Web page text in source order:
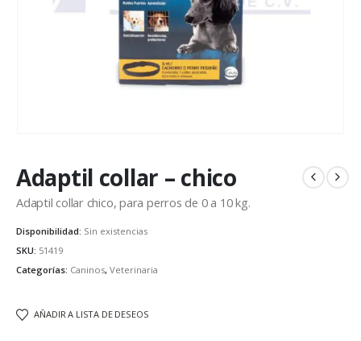
Adaptil collar – chico
Adaptil collar chico, para perros de 0 a 10 kg.
Disponibilidad: Sin existencias
SKU: 51419
Categorías: Caninos, Veterinaria
AÑADIR A LISTA DE DESEOS